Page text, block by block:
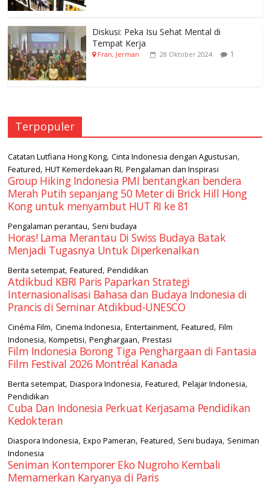
Diskusi: Peka Isu Sehat Mental di
Tempat Kerja
Fran, Jerman 28 Oktober 2024 1
Terpopuler
Catatan Lutfiana Hong Kong,Cinta Indonesia dengan Agustusan,
Featured,HUT Kemerdekaan RI,Pengalaman dan Inspirasi
Group Hiking Indonesia PMI bentangkan bendera
Merah Putih sepanjang 50 Meter di Brick Hill Hong
Kong untuk menyambut HUT RI ke 81
Pengalaman perantau, Seni budaya
Horas! Lama Merantau Di Swiss Budaya Batak
Menjadi Tugasnya Untuk Diperkenalkan
Berita setempat,Featured,Pendidikan
Atdikbud KBRI Paris Paparkan Strategi
Internasionalisasi Bahasa dan Budaya Indonesia di
Prancis di Seminar Atdikbud-UNESCO
Cinéma Film,Cinema Indonesia,Entertainment,Featured,Film
Indonesia,Kompetisi,Penghargaan,Prestasi
Film Indonesia Borong Tiga Penghargaan di Fantasia
Film Festival 2026 Montréal Kanada
Berita setempat,Diaspora Indonesia,Featured,Pelajar Indonesia,
Pendidikan
Cuba Dan Indonesia Perkuat Kerjasama Pendidikan
Kedokteran
Diaspora Indonesia,Expo Pameran,Featured, Seni budaya, Seniman
Indonesia
Seniman Kontemporer Eko Nugroho Kembali
Memamerkan Karyanya di Paris